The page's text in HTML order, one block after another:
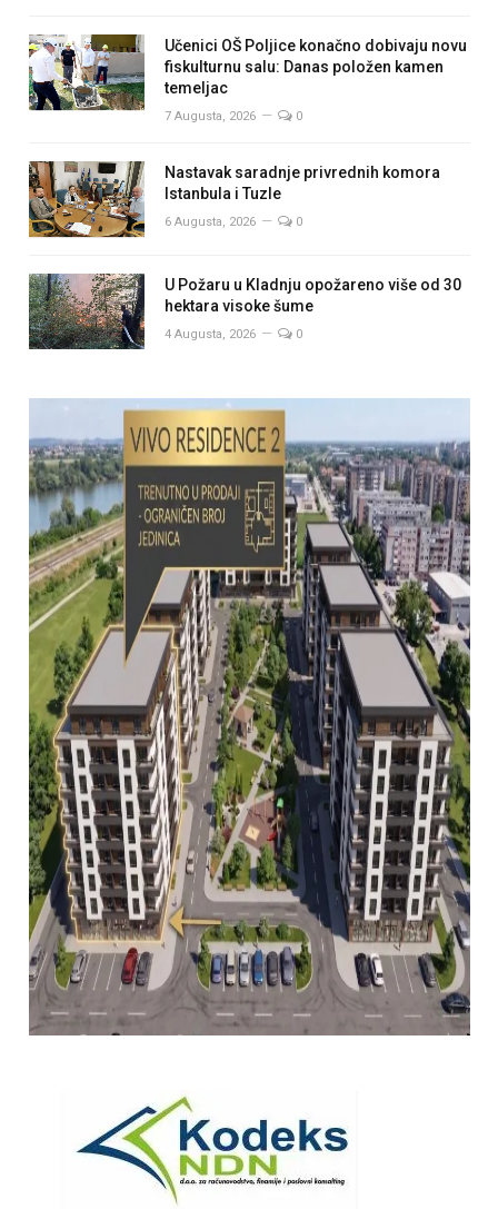
Učenici OŠ Poljice konačno dobivaju novu
fiskulturnu salu: Danas položen kamen
temeljac
7 Augusta, 2026 0
Nastavak saradnje privrednih komora
Istanbula i Tuzle
6 Augusta, 2026 0
U Požaru u Kladnju opožareno više od 30
hektara visoke šume
4 Augusta, 2026 0